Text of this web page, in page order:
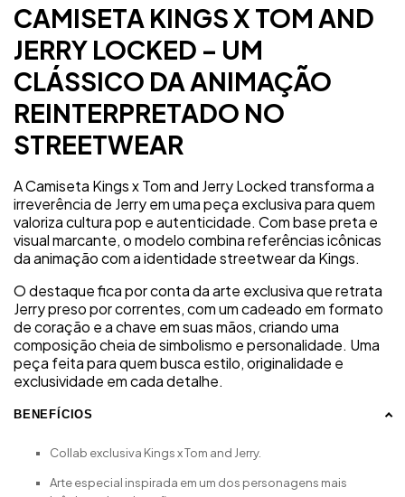
CAMISETA KINGS X TOM AND
JERRY LOCKED – UM
CLÁSSICO DA ANIMAÇÃO
REINTERPRETADO NO
STREETWEAR
A Camiseta Kings x Tom and Jerry Locked transforma a
irreverência de Jerry em uma peça exclusiva para quem
valoriza cultura pop e autenticidade. Com base preta e
visual marcante, o modelo combina referências icônicas
da animação com a identidade streetwear da Kings.
O destaque fica por conta da arte exclusiva que retrata
Jerry preso por correntes, com um cadeado em formato
de coração e a chave em suas mãos, criando uma
composição cheia de simbolismo e personalidade. Uma
peça feita para quem busca estilo, originalidade e
exclusividade em cada detalhe.
BENEFÍCIOS
Collab exclusiva Kings x Tom and Jerry.
Arte especial inspirada em um dos personagens mais